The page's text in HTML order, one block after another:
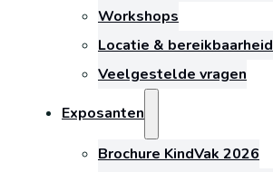
Workshops
Locatie & bereikbaarheid
Veelgestelde vragen
Exposanten
Brochure KindVak 2026